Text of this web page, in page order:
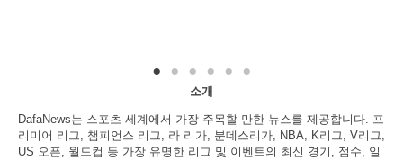
소개
DafaNews는 스포츠 세계에서 가장 주목할 만한 뉴스를 제공합니다. 프
리미어 리그, 챔피언스 리그, 라 리가, 분데스리가, NBA, K리그, V리그,
US 오픈, 월드컵 등 가장 유명한 리그 및 이벤트의 최신 경기, 점수, 일